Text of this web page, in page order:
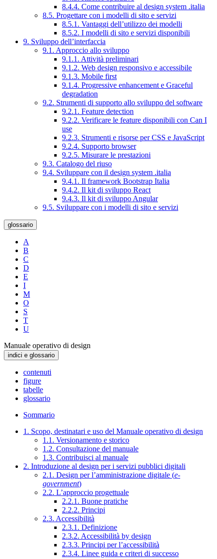
8.4.4. Come contribuire al design system .italia
8.5. Progettare con i modelli di sito e servizi
8.5.1. Vantaggi dell’utilizzo dei modelli
8.5.2. I modelli di sito e servizi disponibili
9. Sviluppo dell’interfaccia
9.1. Approccio allo sviluppo
9.1.1. Attività preliminari
9.1.2. Web design responsivo e accessibile
9.1.3. Mobile first
9.1.4. Progressive enhancement e Graceful
degradation
9.2. Strumenti di supporto allo sviluppo del software
9.2.1. Feature detection
9.2.2. Verificare le feature disponibili con Can I
use
9.2.3. Strumenti e risorse per CSS e JavaScript
9.2.4. Supporto browser
9.2.5. Misurare le prestazioni
9.3. Catalogo del riuso
9.4. Sviluppare con il design system .italia
9.4.1. Il framework Bootstrap Italia
9.4.2. Il kit di sviluppo React
9.4.3. Il kit di sviluppo Angular
9.5. Sviluppare con i modelli di sito e servizi
glossario
A
B
C
D
E
I
M
O
S
T
U
Manuale operativo di design
indici e glossario
contenuti
figure
tabelle
glossario
Sommario
1. Scopo, destinatari e uso del Manuale operativo di design
1.1. Versionamento e storico
1.2. Consultazione del manuale
1.3. Contribuisci al manuale
2. Introduzione al design per i servizi pubblici digitali
2.1. Design per l’amministrazione digitale (e-
government)
2.2. L’approccio progettuale
2.2.1. Buone pratiche
2.2.2. Principi
2.3. Accessibilità
2.3.1. Definizione
2.3.2. Accessibilità by design
2.3.3. Principi per l’accessibilità
2.3.4. Linee guida e criteri di successo